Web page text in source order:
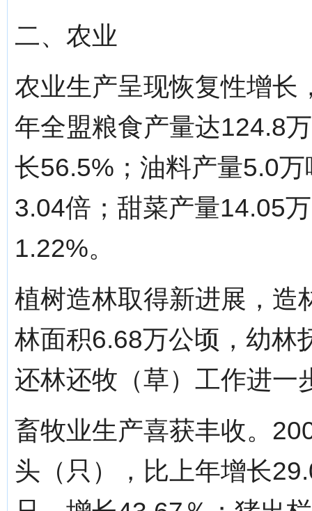
二、农业
农业生产呈现恢复性增长
年全盟粮食产量达124.8
长56.5%；油料产量5.0
3.04倍；甜菜产量14.05
1.22%。
植树造林取得新进展，造
林面积6.68万公顷，幼林
还林还牧（草）工作进一
畜牧业生产喜获丰收。
头（只），比上年增长